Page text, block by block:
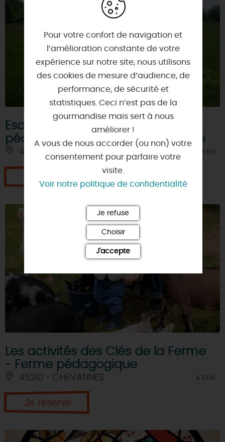
Escape game à la ferme
pédagogique les clés de la ferme
45210 - CHEVANNES À 8 KM
Les activités des Clés de la Ferme
- Ferme pédagogique
45210 - CHEVANNES À 8 KM
Je réserve
Pour votre confort de navigation et
l’amélioration constante de votre
expérience sur notre site, nous utilisons
des cookies de mesure d’audience, de
performance, de sécurité et
statistiques. Ceci n’est pas de la
gourmandise mais sert à nous
améliorer !
A vous de nous accorder (ou non) votre
consentement pour parfaire votre
visite.
Voir notre politique de confidentialité
Je refuse
Choisir
J'accepte